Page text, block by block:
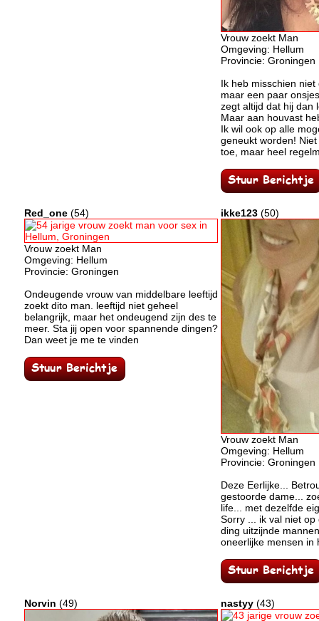
Vrouw zoekt Man
Omgeving: Hellum
Provincie: Groningen
Ik heb misschien
maar een paar
zegt altijd dat hij dan
Maar aan houvast
Ik wil ook op alle
geneukt worden!
toe, maar heel
Red_one (54)
Vrouw zoekt Man
Omgeving: Hellum
Provincie: Groningen
Ondeugende vrouw van middelbare leeftijd
zoekt dito man. leeftijd niet geheel
belangrijk, maar het ondeugend zijn des te
meer. Sta jij open voor spannende dingen?
Dan weet je me te vinden
ikke123 (50)
Vrouw zoekt Man
Omgeving: Hellum
Provincie: Groningen
Deze Eerlijke...
gestoorde dame...
life... met dezelfde
Sorry ... ik val niet
ding uitzijnde
oneerlijke mensen in
Norvin (49) nastyy (43)